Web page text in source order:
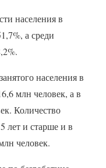
населения в
а среди
населения в
млн человек, а в
Количество
лет и старше и в
человек.